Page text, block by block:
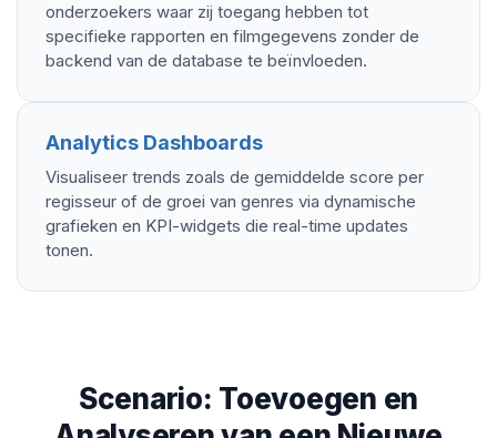
onderzoekers waar zij toegang hebben tot
specifieke rapporten en filmgegevens zonder de
backend van de database te beïnvloeden.
Analytics Dashboards
Visualiseer trends zoals de gemiddelde score per
regisseur of de groei van genres via dynamische
grafieken en KPI-widgets die real-time updates
tonen.
Scenario: Toevoegen en